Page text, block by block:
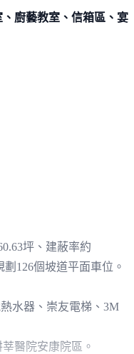
廚藝教室、信箱區、宴
坪、建蔽率約
126個坡道平面車位。
水器、崇友電梯、3M
醫院安康院區。